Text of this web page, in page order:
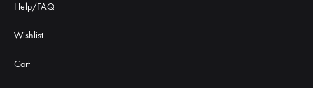
Help/FAQ
Wishlist
Cart